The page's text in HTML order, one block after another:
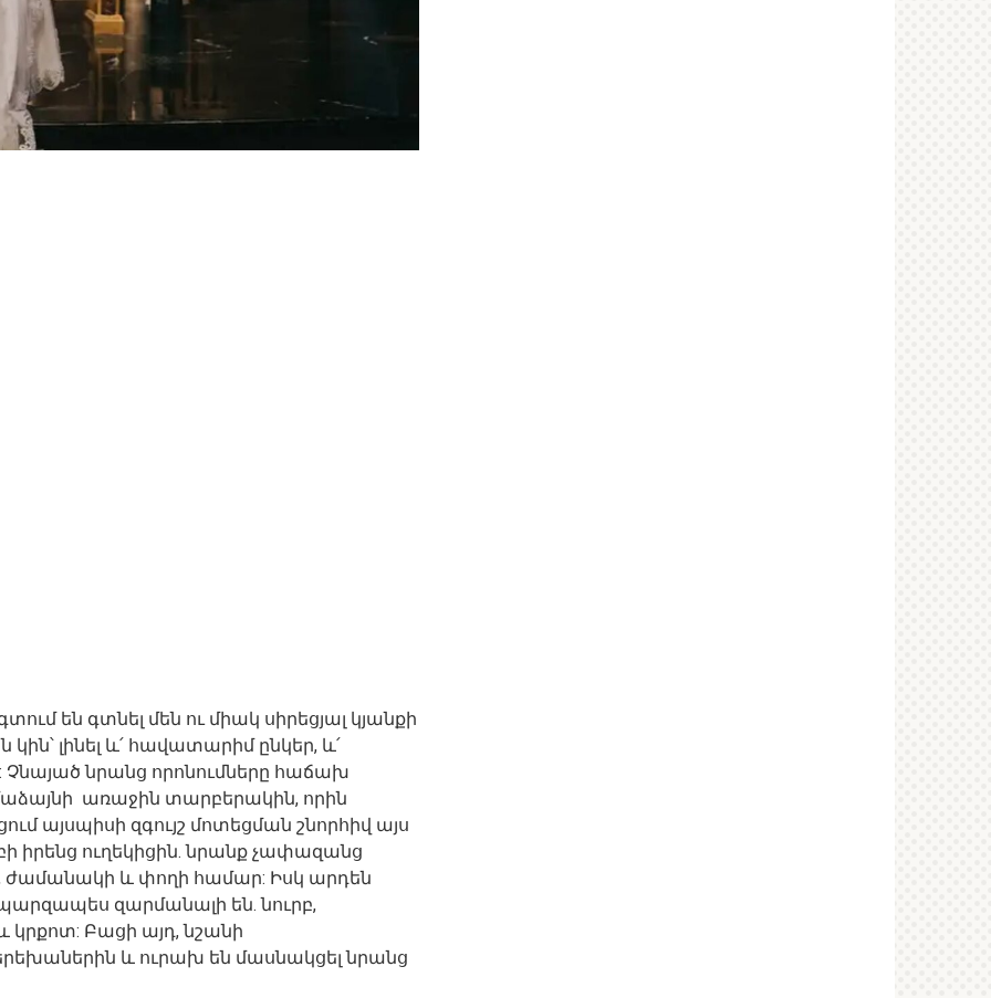
են գտնել մեն ու միակ սիրեցյալ կյանքի
լինել և՛ հավատարիմ ընկեր, և՛
Չնայած նրանց որոնումները հաճախ
առաջին տարբերակին, որին
այսպիսի զգույշ մոտեցման շնորհիվ այս
իրենց ուղեկիցին. նրանք չափազանց
ժամանակի և փողի համար: Իսկ արդեն
զարմանալի են. նուրբ,
Բացի այդ, նշանի
և ուրախ են մասնակցել նրանց